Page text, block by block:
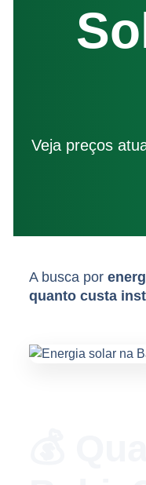
Veja preços
A busca por
quanto custa